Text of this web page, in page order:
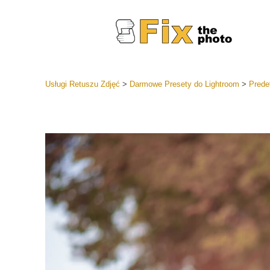
Usługi
Kolekcja
Usługi Retuszu Zdjęć > Darmowe Presety do Lightroom >